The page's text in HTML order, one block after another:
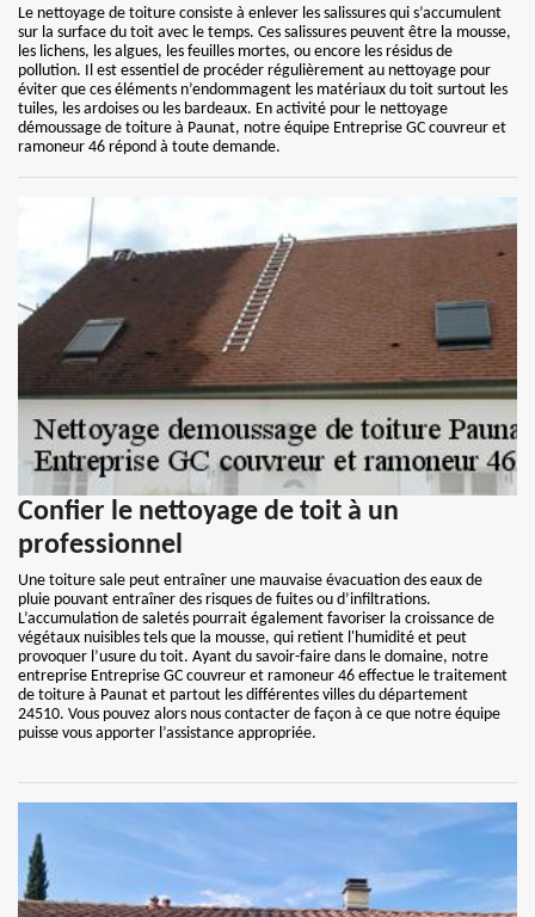
Le nettoyage de toiture consiste à enlever les salissures qui s’accumulent
sur la surface du toit avec le temps. Ces salissures peuvent être la mousse,
les lichens, les algues, les feuilles mortes, ou encore les résidus de
pollution. Il est essentiel de procéder régulièrement au nettoyage pour
éviter que ces éléments n’endommagent les matériaux du toit surtout les
tuiles, les ardoises ou les bardeaux. En activité pour le nettoyage
démoussage de toiture à Paunat, notre équipe Entreprise GC couvreur et
ramoneur 46 répond à toute demande.
Confier le nettoyage de toit à un
professionnel
Une toiture sale peut entraîner une mauvaise évacuation des eaux de
pluie pouvant entraîner des risques de fuites ou d’infiltrations.
L’accumulation de saletés pourrait également favoriser la croissance de
végétaux nuisibles tels que la mousse, qui retient l'humidité et peut
provoquer l’usure du toit. Ayant du savoir-faire dans le domaine, notre
entreprise Entreprise GC couvreur et ramoneur 46 effectue le traitement
de toiture à Paunat et partout les différentes villes du département
24510. Vous pouvez alors nous contacter de façon à ce que notre équipe
puisse vous apporter l’assistance appropriée.